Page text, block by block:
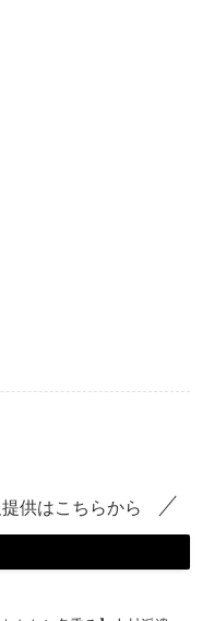
供はこちらから